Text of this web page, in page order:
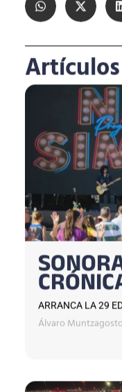
ARRANCA LA 29
Álvaro Muntz